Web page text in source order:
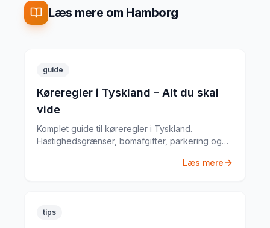
Læs mere om Hamborg
guide
Køreregler i Tyskland – Alt du skal
vide
Komplet guide til køreregler i Tyskland.
Hastighedsgrænser, bomafgifter, parkering og
Læs mere
tips